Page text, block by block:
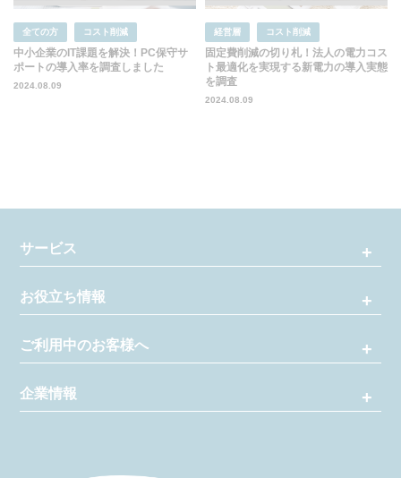
全ての方 コスト削減
中小企業のIT課題を解決！PC保守サ
ポートの導入率を調査しました
2024.08.09
経営層 コスト削減
固定費削減の切り札！法人の電力コス
ト最適化を実現する新電力の導入実態
を調査
2024.08.09
サービス
お役立ち情報
ご利用中のお客様へ
企業情報